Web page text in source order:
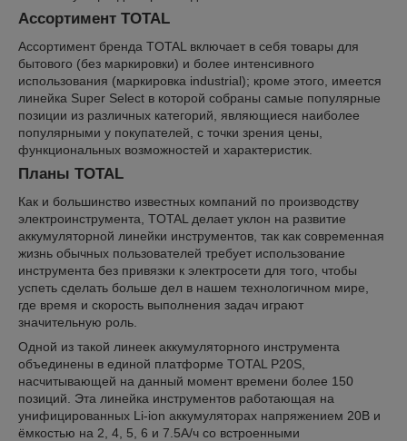
Ассортимент TOTAL
Ассортимент бренда TOTAL включает в себя товары для
бытового (без маркировки) и более интенсивного
использования (маркировка industrial); кроме этого, имеется
линейка Super Select в которой собраны самые популярные
позиции из различных категорий, являющиеся наиболее
популярными у покупателей, с точки зрения цены,
функциональных возможностей и характеристик.
Планы TOTAL
Как и большинство известных компаний по производству
электроинструмента, TOTAL делает уклон на развитие
аккумуляторной линейки инструментов, так как современная
жизнь обычных пользователей требует использование
инструмента без привязки к электросети для того, чтобы
успеть сделать больше дел в нашем технологичном мире,
где время и скорость выполнения задач играют
значительную роль.
Одной из такой линеек аккумуляторного инструмента
объединены в единой платформе TOTAL P20S,
насчитывающей на данный момент времени более 150
позиций. Эта линейка инструментов работающая на
унифицированных Li-ion аккумуляторах напряжением 20В и
ёмкостью на 2, 4, 5, 6 и 7.5А/ч со встроенными